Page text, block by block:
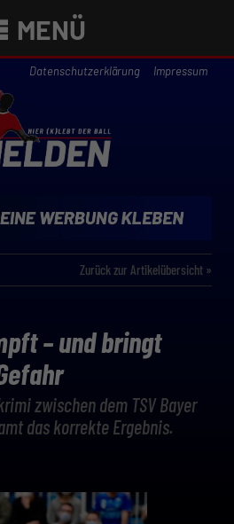
MENÜ
Datenschutzerklärung Impressum
Zurück zur Artikelübersicht »
– und bringt
zwischen dem TSV Bayer
das korrekte Ergebnis.